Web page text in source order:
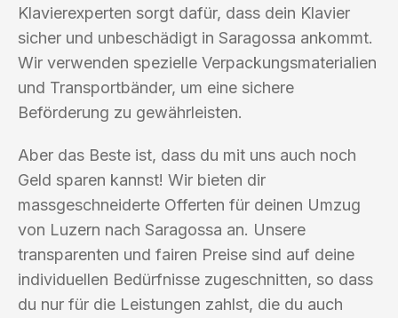
Klavierexperten sorgt dafür, dass dein Klavier
sicher und unbeschädigt in Saragossa ankommt.
Wir verwenden spezielle Verpackungsmaterialien
und Transportbänder, um eine sichere
Beförderung zu gewährleisten.
Aber das Beste ist, dass du mit uns auch noch
Geld sparen kannst! Wir bieten dir
massgeschneiderte Offerten für deinen Umzug
von Luzern nach Saragossa an. Unsere
transparenten und fairen Preise sind auf deine
individuellen Bedürfnisse zugeschnitten, so dass
du nur für die Leistungen zahlst, die du auch